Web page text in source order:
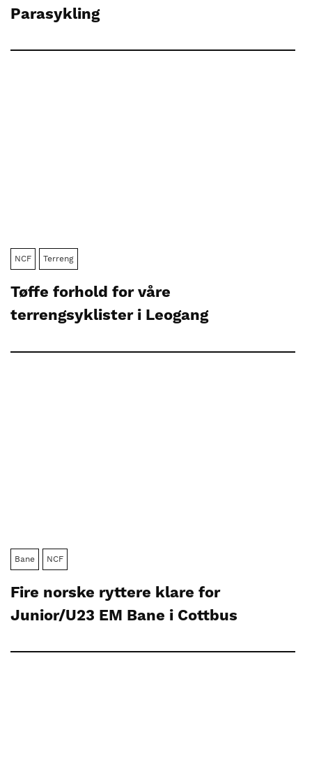
Parasykling
NCF Terreng
Tøffe forhold for våre
terrengsyklister i Leogang
Bane NCF
Fire norske ryttere klare for
Junior/U23 EM Bane i Cottbus